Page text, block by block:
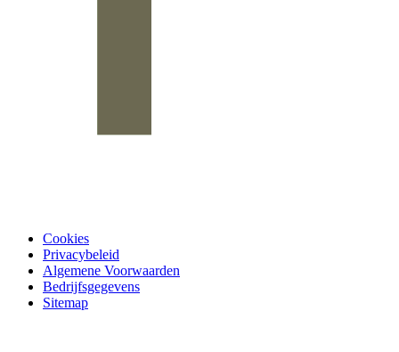
Cookies
Privacybeleid
Algemene Voorwaarden
Bedrijfsgegevens
Sitemap